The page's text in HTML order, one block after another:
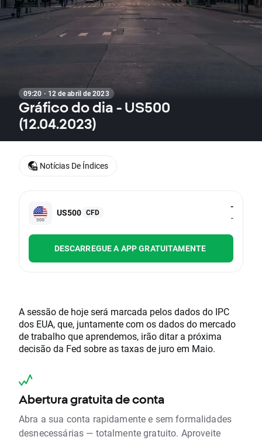
09:20 · 12 de abril de 2023
Gráfico do dia - US500
(12.04.2023)
US500 CFD
-
-
DESCARREGUE A APP GRATUITAMENTE
A sessão de hoje será marcada pelos dados do IPC
dos EUA, que, juntamente com os dados do mercado
de trabalho que aprendemos, irão ditar a próxima
decisão da Fed sobre as taxas de juro em Maio.
Abertura gratuita de conta
Abra a sua conta rapidamente e sem formalidades
desnecessárias — totalmente gratuito. Aproveite
Notícias De Índices